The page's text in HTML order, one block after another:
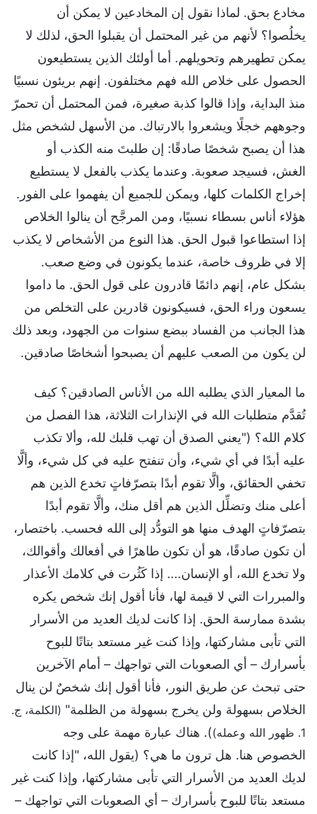
مخادع بحق. لماذا نقول إن المخادعين لا يمكن أن
يخلُصوا؟ لأنهم من غير المحتمل أن يقبلوا الحق، لذلك لا
يمكن تطهيرهم وتحويلهم. أما أولئك الذين يستطيعون
الحصول على خلاص الله فهم مختلفون. إنهم بريئون نسبيًا
منذ البداية، وإذا قالوا كذبة صغيرة، فمن المحتمل أن تحمرّ
وجوههم خجلًا ويشعروا بالارتباك. من الأسهل لشخص مثل
هذا أن يصبح شخصًا صادقًا: إن طلبتَ منه الكذب أو
الغش، فسيجد صعوبة. وعندما يكذب بالفعل لا يستطيع
إخراج الكلمات كلها، ويمكن للجميع أن يفهموا على الفور.
هؤلاء أناس بسطاء نسبيًا، ومن المرجَّح أن ينالوا الخلاص
إذا استطاعوا قبول الحق. هذا النوع من الأشخاص لا يكذب
إلا في ظروف خاصة، عندما يكونون في وضع صعب.
بشكل عام، إنهم دائمًا قادرون على قول الحق. ما داموا
يسعون وراء الحق، فسيكونون قادرين على التخلص من
هذا الجانب من الفساد ببضع سنوات من الجهود، وبعد ذلك
لن يكون من الصعب عليهم أن يصبحوا أشخاصًا صادقين.
ما المعيار الذي يطلبه الله من الأناس الصادقين؟ كيف
تُقدَّم متطلبات الله في الإنذارات الثلاثة، هذا الفصل من
كلام الله؟ ("يعني الصدق أن تهب قلبك لله، وألا تكذب
عليه أبدًا في أي شيء، وأن تنفتح عليه في كل شيء، وألَّا
تخفي الحقائق، وألَّا تقوم أبدًا بتصرّفاتٍ تخدع الذين هم
أعلى منك وتضلِّل الذين هم أقل منك، وألَّا تقوم أبدًا
بتصرّفاتٍ الهدف منها هو التودُّد إلى الله فحسب. باختصار،
أن تكون صادقًا، هو أن تكون طاهرًا في أفعالك وأقوالك،
ولا تخدع الله، أو الإنسان.... إذا كَثُرت في كلامك الأعذار
والمبررات التي لا قيمة لها، فأنا أقول إنك شخص يكره
بشدة ممارسة الحق. إذا كانت لديك العديد من الأسرار
التي تأبى مشاركتها، وإذا كنت غير مستعد بتاتًا للبوح
بأسرارك – أي الصعوبات التي تواجهك – أمام الآخرين
حتى تبحث عن طريق النور، فأنا أقول إنك شخصٌ لن ينال
الخلاص بسهولة ولن يخرج بسهولة من الظلمة" (الكلمة، ج.
1. ظهور الله وعمله)
). هناك عبارة مهمة على وجه
الخصوص هنا. هل ترون ما هي؟ (يقول الله، "إذا كانت
لديك العديد من الأسرار التي تأبى مشاركتها، وإذا كنت غير
مستعد بتاتًا للبوح بأسرارك – أي الصعوبات التي تواجهك –